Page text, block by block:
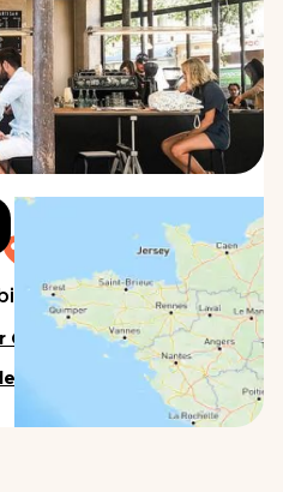
75003 Paris
Google Maps
l'établissement